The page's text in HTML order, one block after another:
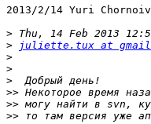
2013/2/14 Yuri
>
>
juliette.tux at
>
>
>
>>
>>
>>